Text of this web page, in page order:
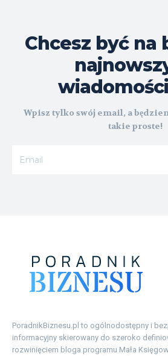
Chcesz być na
Wpisz tylko swój email, a
takie proste!
PoradnikBiznesu.pl to ogólnodostępny i
informacyjny skierowany do szeroko
rozwinięciem bloga programu Mała